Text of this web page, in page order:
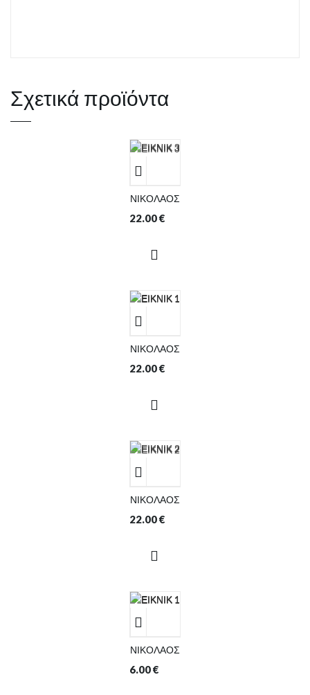
Σχετικά προϊόντα
ΝΙΚΟΛΑΟΣ
22.00€
ΝΙΚΟΛΑΟΣ
22.00€
ΝΙΚΟΛΑΟΣ
22.00€
ΝΙΚΟΛΑΟΣ
6.00€